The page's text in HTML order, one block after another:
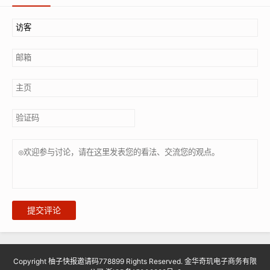
提交评论
Copyright 柚子快报邀请码778899 Rights Reserved. 金华奇玑电子商务有限